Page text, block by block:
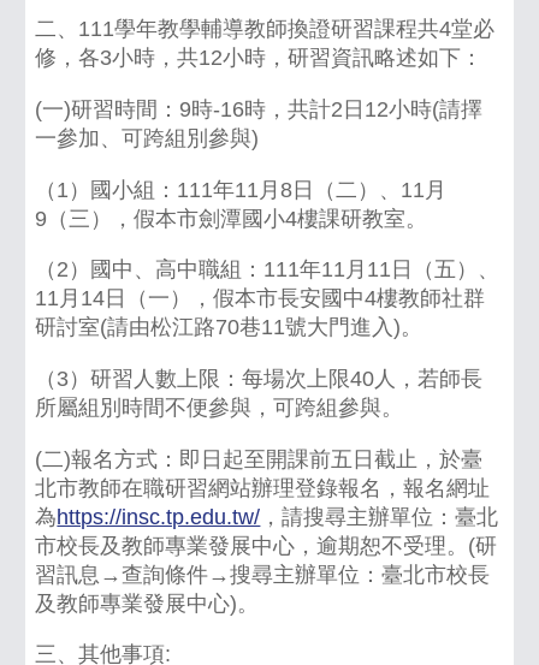
二、111學年教學輔導教師換證研習課程共4堂必
修，各3小時，共12小時，研習資訊略述如下：
(一)研習時間：9時-16時，共計2日12小時(請擇
一參加、可跨組別參與)
（1）國小組：111年11月8日（二）、11月
9（三），假本市劍潭國小4樓課研教室。
（2）國中、高中職組：111年11月11日（五）、
11月14日（一），假本市長安國中4樓教師社群
研討室(請由松江路70巷11號大門進入)。
（3）研習人數上限：每場次上限40人，若師長
所屬組別時間不便參與，可跨組參與。
(二)報名方式：即日起至開課前五日截止，於臺
北市教師在職研習網站辦理登錄報名，報名網址
為https://insc.tp.edu.tw/ ，請搜尋主辦單位：臺北
市校長及教師專業發展中心，逾期恕不受理。(研
習訊息→查詢條件→搜尋主辦單位：臺北市校長
及教師專業發展中心)。
三、其他事項: